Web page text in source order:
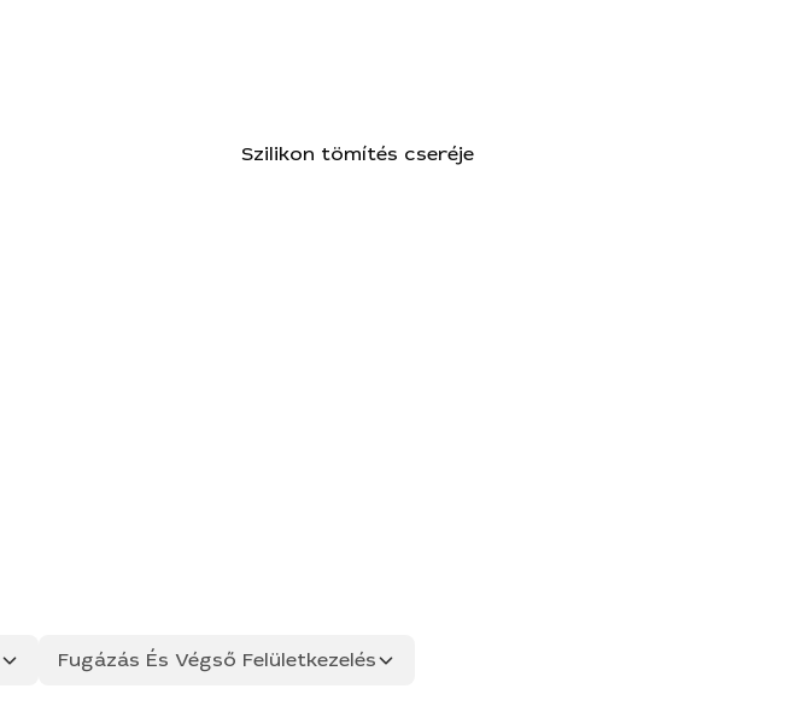
Szilikon tömítés cseréje
Fugázás És Végső Felületkezelés